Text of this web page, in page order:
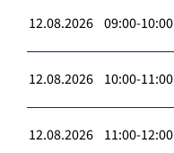
12.08.2026 09:00-10:00
12.08.2026 10:00-11:00
12.08.2026 11:00-12:00